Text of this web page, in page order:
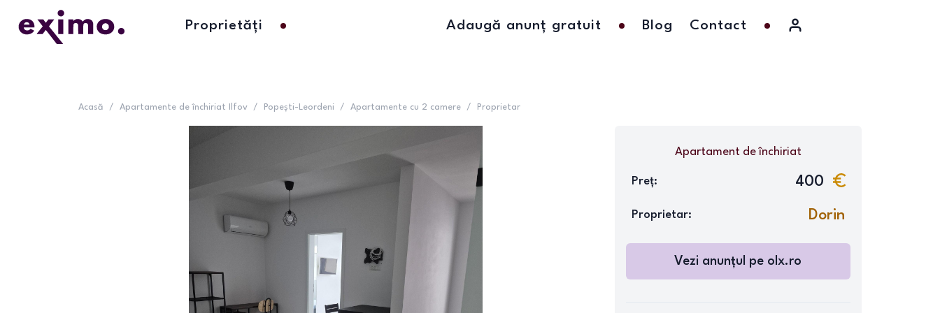
Proprietăți Adaugă anunț gratuit Blog Contact
Acasă / Apartamente de închiriat Ilfov / Popești-Leordeni / Apartamente cu 2 camere / Proprietar
Apartamentde închiriat
Preț: 400
Proprietar: Dorin
Vezi anunțul pe olx.ro